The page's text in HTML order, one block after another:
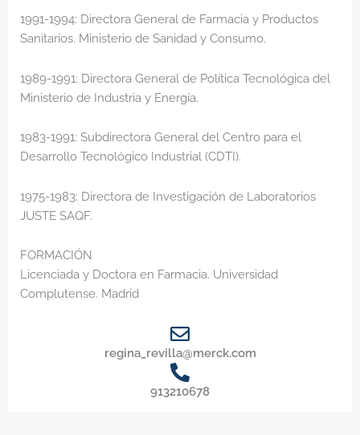
1991-1994: Directora General de Farmacia y Productos
Sanitarios. Ministerio de Sanidad y Consumo.
1989-1991: Directora General de Política Tecnológica del
Ministerio de Industria y Energía.
1983-1991: Subdirectora General del Centro para el
Desarrollo Tecnológico Industrial (CDTI).
1975-1983: Directora de Investigación de Laboratorios
JUSTE SAQF.
FORMACIÓN
Licenciada y Doctora en Farmacia. Universidad
Complutense. Madrid
regina_revilla@merck.com
913210678